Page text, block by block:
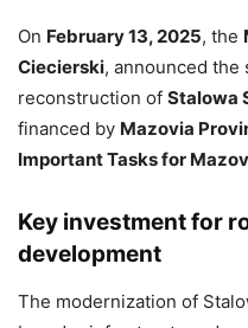
On February 13, 2025, the
Ciecierski, announced the
reconstruction of Stalowa
financed by Mazovia
Important Tasks for
Key investment for
development
The modernization of